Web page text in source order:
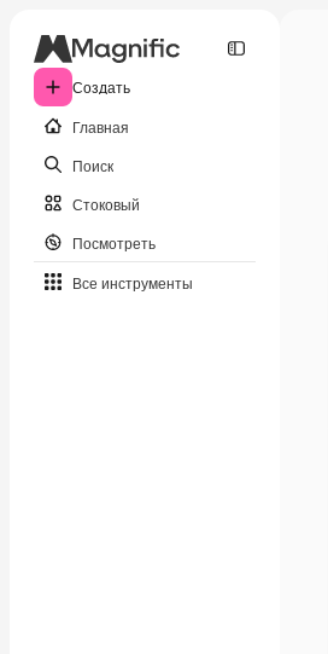
Создать
Главная
Поиск
Стоковый
Посмотреть
Все инструменты